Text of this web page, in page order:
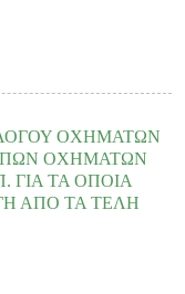
που δικαιούνται κατ’
οδηγούνται αθέμιτα σε
τύπου θεσμό, που
σπάνια σε διαφορετικό
ΟΧΗΜΑΤΩΝ
ΟΧΗΜΑΤΩΝ
ΓΙΑ ΤΑ ΟΠΟΙΑ
ΑΠΟ ΤΑ ΤΕΛΗ